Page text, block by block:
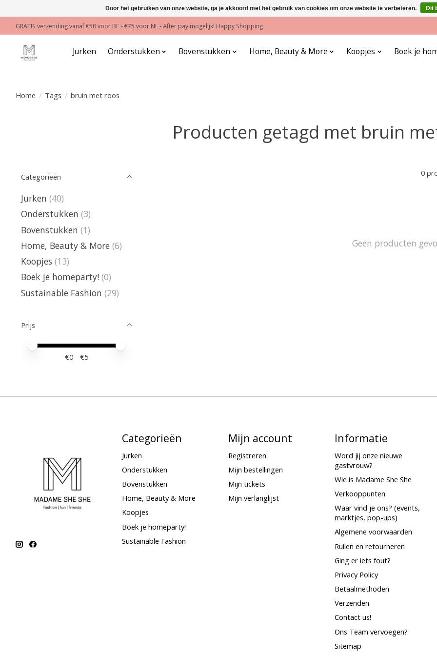
GRATIS verzending vanaf €50 voor BE - €75 voor NL - After pay mogelijk! Happy Shopping
Jurken Onderstukken Bovenstukken Home, Beauty & More Koopjes Boek je
Home / Tags / bruin met roos
Producten getagd met bruin
Categorieën
Jurken (40)
Onderstukken (3)
Bovenstukken (1)
Home, Beauty & More (6)
Koopjes (13)
Boek je homeparty! (0)
Sustainable Fashion (29)
Prijs
Minimale prijswaarde
Price maximum value
€0 - €5
0
Geen producten
Categorieën
Jurken
Onderstukken
Bovenstukken
Home, Beauty & More
Koopjes
Boek je homeparty!
Sustainable Fashion
Mijn account
Registreren
Mijn bestellingen
Mijn tickets
Mijn verlanglijst
Informatie
Word jij onze nieuwe
gastvrouw?
Wie is Madame She She
Verkooppunten
Waar vind je ons? (events,
marktjes, pop-ups)
Algemene voorwaarden
Ruilen en retourneren
Ging er iets fout?
Privacy Policy
Betaalmethoden
Verzenden
Contact us!
Ons Team vervoegen?
Sitemap
Door het gebruiken van onze website, ga je akkoord met het gebruik van cookies om onze website te verbeteren. Dit